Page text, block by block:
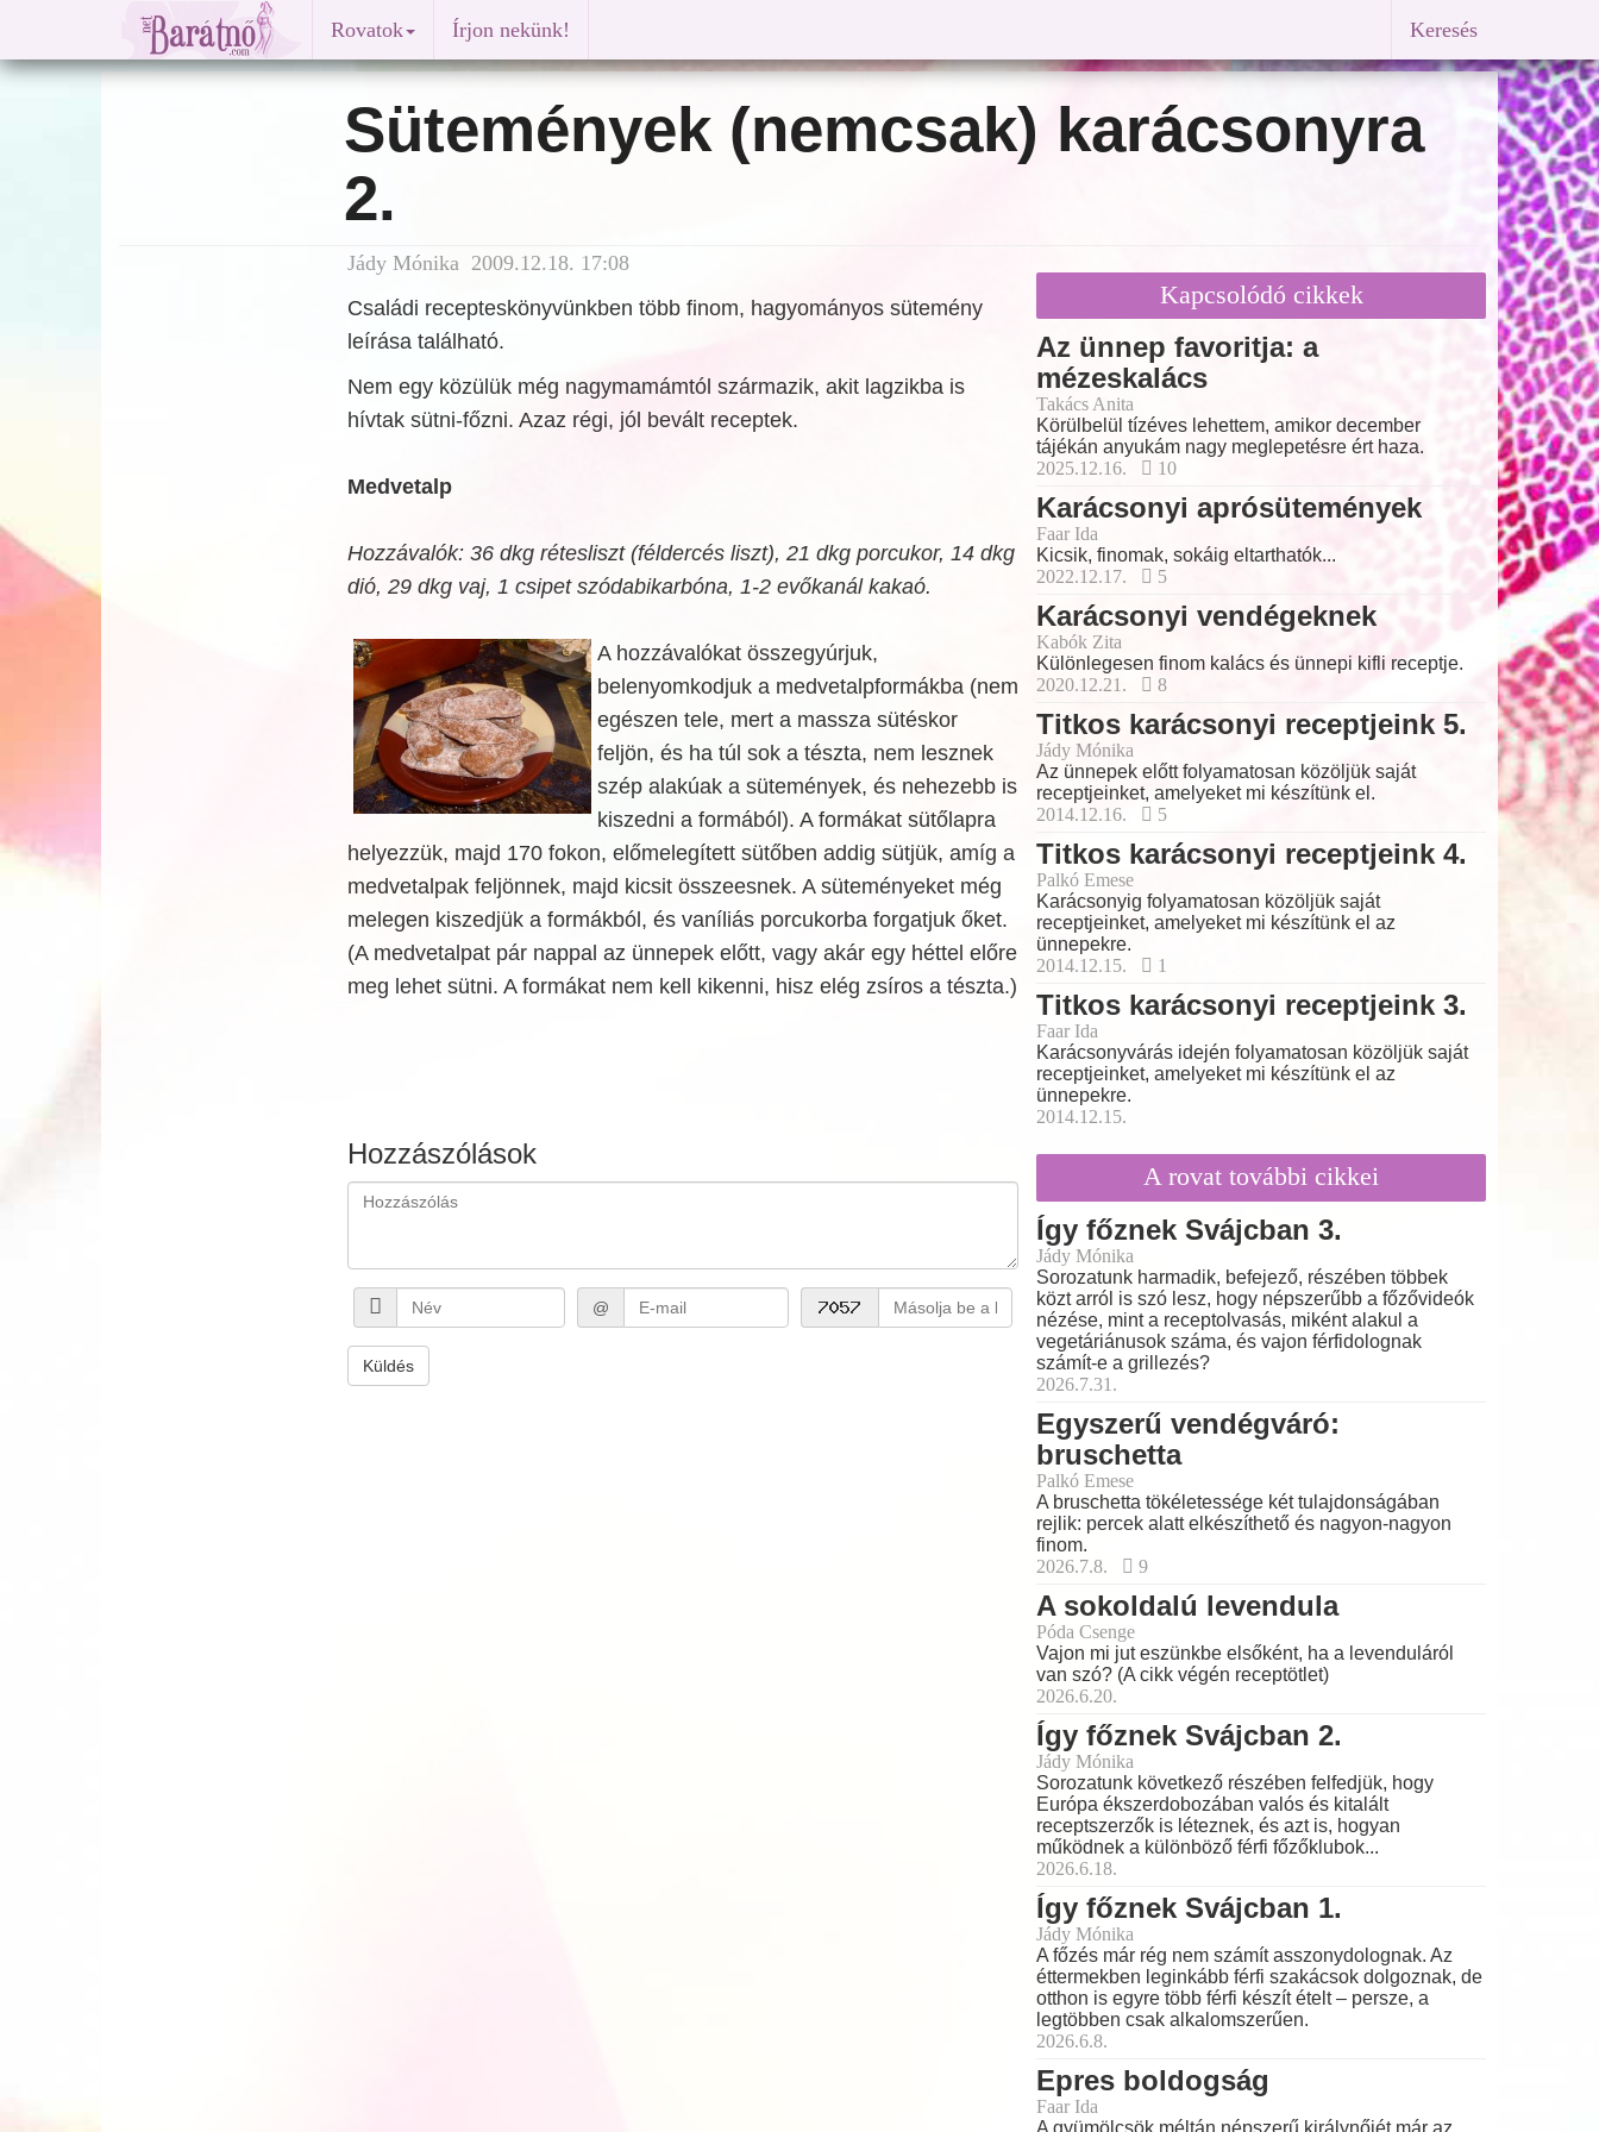
Rovatok Írjon nekünk! Keresés
Sütemények (nemcsak) karácsonyra
2.
Jády Mónika 2009.12.18. 17:08
Családi recepteskönyvünkben több finom, hagyományos sütemény
leírása található.
Nem egy közülük még nagymamámtól származik, akit lagzikba is
hívtak sütni-főzni. Azaz régi, jól bevált receptek.
Medvetalp
Hozzávalók: 36 dkg rétesliszt (féldercés liszt), 21 dkg porcukor, 14 dkg
dió, 29 dkg vaj, 1 csipet szódabikarbóna, 1-2 evőkanál kakaó.
A hozzávalókat összegyúrjuk,
belenyomkodjuk a medvetalpformákba (nem
egészen tele, mert a massza sütéskor
feljön, és ha túl sok a tészta, nem lesznek
szép alakúak a sütemények, és nehezebb is
kiszedni a formából). A formákat sütőlapra
helyezzük, majd 170 fokon, előmelegített sütőben addig sütjük, amíg a
medvetalpak feljönnek, majd kicsit összeesnek. A süteményeket még
melegen kiszedjük a formákból, és vaníliás porcukorba forgatjuk őket.
(A medvetalpat pár nappal az ünnepek előtt, vagy akár egy héttel előre
meg lehet sütni. A formákat nem kell kikenni, hisz elég zsíros a tészta.)
Hozzászólások
@
Küldés
Kapcsolódó cikkek
Az ünnep favoritja: a
mézeskalács
Takács Anita
Körülbelül tízéves lehettem, amikor december
tájékán anyukám nagy meglepetésre ért haza.
2025.12.16.
10
Karácsonyi aprósütemények
Faar Ida
Kicsik, finomak, sokáig eltarthatók...
2022.12.17.
5
Karácsonyi vendégeknek
Kabók Zita
Különlegesen finom kalács és ünnepi kifli receptje.
2020.12.21.
8
Titkos karácsonyi receptjeink 5.
Jády Mónika
Az ünnepek előtt folyamatosan közöljük saját
receptjeinket, amelyeket mi készítünk el.
2014.12.16.
5
Titkos karácsonyi receptjeink 4.
Palkó Emese
Karácsonyig folyamatosan közöljük saját
receptjeinket, amelyeket mi készítünk el az
ünnepekre.
2014.12.15.
1
Titkos karácsonyi receptjeink 3.
Faar Ida
Karácsonyvárás idején folyamatosan közöljük saját
receptjeinket, amelyeket mi készítünk el az
ünnepekre.
2014.12.15.
A rovat további cikkei
Így főznek Svájcban 3.
Jády Mónika
Sorozatunk harmadik, befejező, részében többek
közt arról is szó lesz, hogy népszerűbb a főzővideók
nézése, mint a receptolvasás, miként alakul a
vegetáriánusok száma, és vajon férfidolognak
számít-e a grillezés?
2026.7.31.
Egyszerű vendégváró:
bruschetta
Palkó Emese
A bruschetta tökéletessége két tulajdonságában
rejlik: percek alatt elkészíthető és nagyon-nagyon
finom.
2026.7.8.
9
A sokoldalú levendula
Póda Csenge
Vajon mi jut eszünkbe elsőként, ha a levenduláról
van szó? (A cikk végén receptötlet)
2026.6.20.
Így főznek Svájcban 2.
Jády Mónika
Sorozatunk következő részében felfedjük, hogy
Európa ékszerdobozában valós és kitalált
receptszerzők is léteznek, és azt is, hogyan
működnek a különböző férfi főzőklubok...
2026.6.18.
Így főznek Svájcban 1.
Jády Mónika
A főzés már rég nem számít asszonydolognak. Az
éttermekben leginkább férfi szakácsok dolgoznak, de
otthon is egyre több férfi készít ételt – persze, a
legtöbben csak alkalomszerűen.
2026.6.8.
Epres boldogság
Faar Ida
A gyümölcsök méltán népszerű királynőjét már az